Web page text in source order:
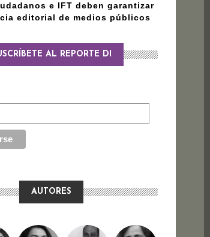
e IFT deben garantizar
editorial de medios públicos
AL REPORTE DI
AUTORES